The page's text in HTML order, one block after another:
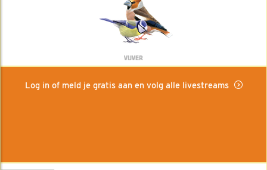
VIJVER
Log in of meld je gratis aan en volg alle livestreams